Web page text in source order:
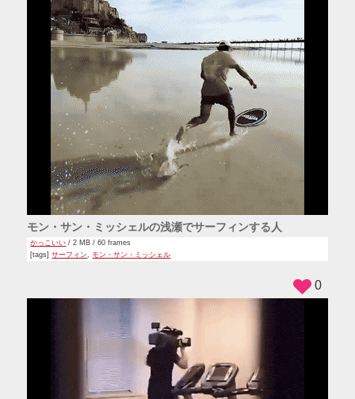
モン・サン・ミッシェルの浅瀬でサーフィンする人
かっこいい / 2 MB / 60 frames
[tags]サーフィン,モン・サン・ミッシェル
0